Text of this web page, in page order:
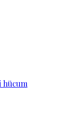
hücum